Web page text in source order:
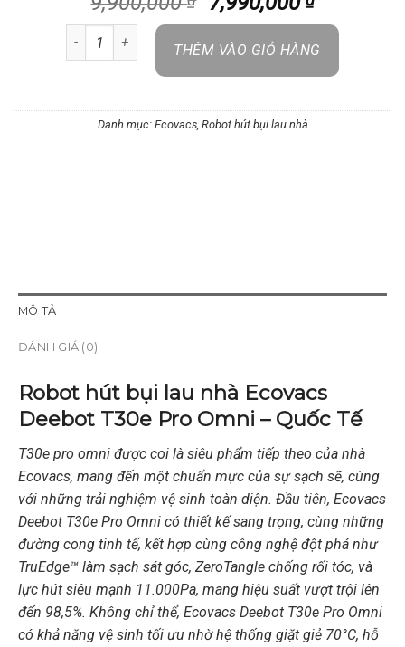
gốc
là:
hiện
tại
Robot hút bụi lau nhà Ecovacs Deebot T30e Pro Omni –
THÊM VÀO GIỎ HÀNG
Danh mục: Ecovacs, Robot hút bụi lau nhà
MÔ TẢ
ĐÁNH GIÁ (0)
Robot hút bụi lau nhà Ecovacs
Deebot T30e Pro Omni – Quốc Tế
T30e pro omni được coi là siêu phẩm tiếp theo của nhà
Ecovacs, mang đến một chuẩn mực của sự sạch sẽ, cùng
với những trải nghiệm vệ sinh toàn diện. Đầu tiên, Ecovacs
Deebot T30e Pro Omni có thiết kế sang trọng, cùng những
đường cong tinh tế, kết hợp cùng công nghệ đột phá như
TruEdge™ làm sạch sát góc, ZeroTangle chống rối tóc, và
lực hút siêu mạnh 11.000Pa, mang hiệu suất vượt trội lên
đến 98,5%. Không chỉ thể, Ecovacs Deebot T30e Pro Omni
có khả năng vệ sinh tối ưu nhờ hệ thống giặt giẻ 70°C, hỗ